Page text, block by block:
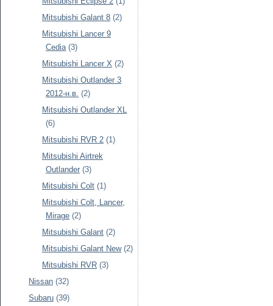
Mitsubishi Galant 8 (2)
Mitsubishi Lancer 9
Cedia (3)
Mitsubishi Lancer X (2)
Mitsubishi Outlander 3
2012-н.в. (2)
Mitsubishi Outlander XL
(6)
Mitsubishi RVR 2 (1)
Mitsubishi Airtrek
Outlander (3)
Mitsubishi Colt (1)
Mitsubishi Colt, Lancer,
Mirage (2)
Mitsubishi Galant (2)
Mitsubishi Galant New (2)
Mitsubishi RVR (3)
Nissan (32)
Subaru (39)